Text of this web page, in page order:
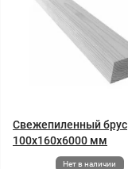
Свежепиленный брус
100x160x6000 мм
Нет в наличии